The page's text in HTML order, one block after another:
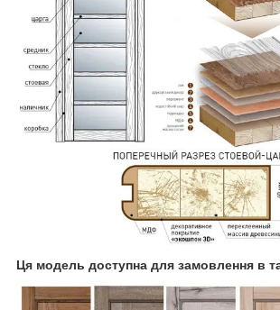
Ця модель доступна для замовлення в